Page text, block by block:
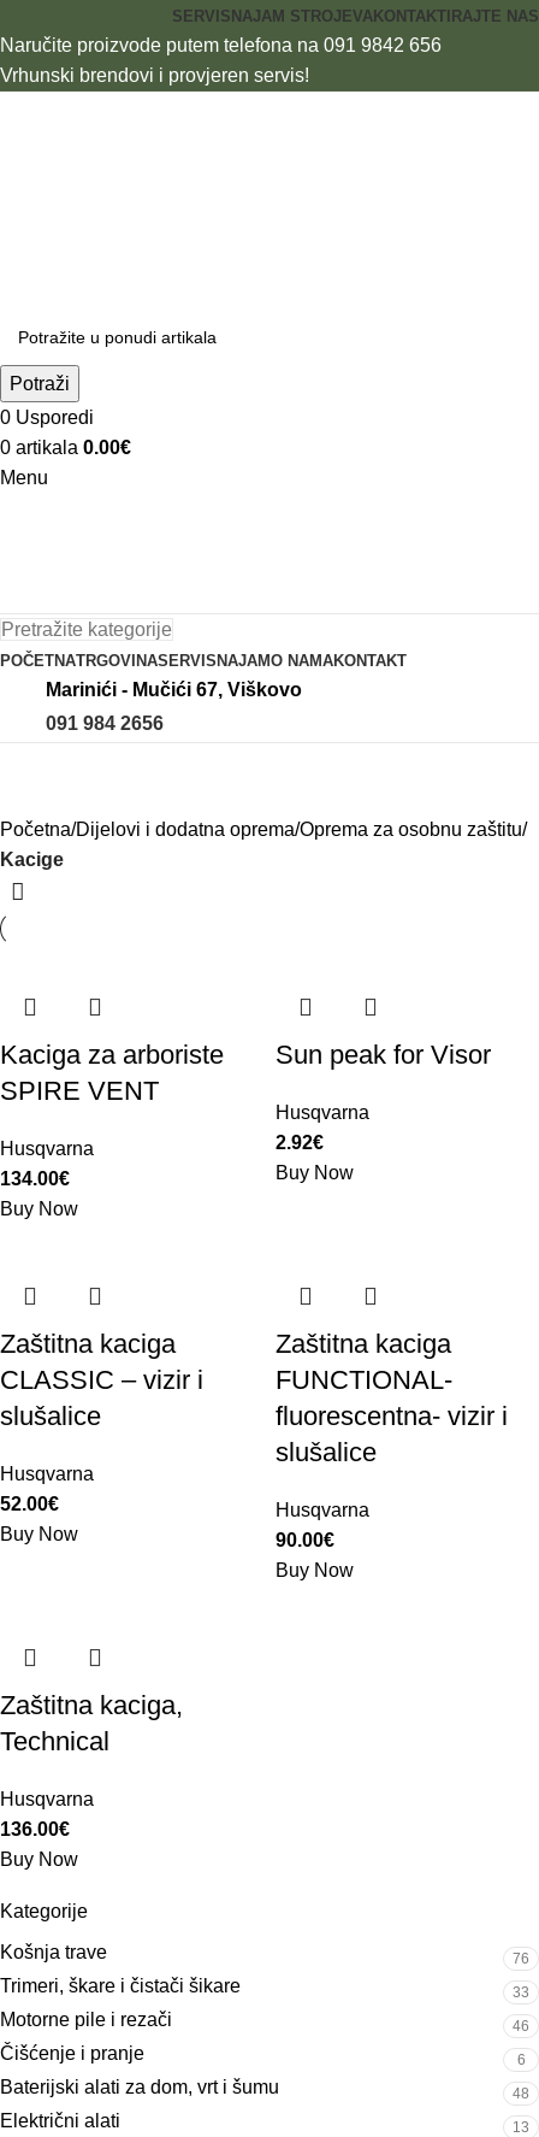
SERVIS NAJAM STROJEVA KONTAKTIRAJTE NAS
Naručite proizvode putem telefona na 091 9842 656
Vrhunski brendovi i provjeren servis!
Potraži
0 Usporedi
0 artikala 0.00€
Menu
Pretražite kategorije
POČETNATRGOVINASERVIS NAJAMO NAMAKONTAKT
Marinići - Mučići 67, Viškovo
091 984 2656
Kategorije
Košnja trave
76
Trimeri, škare i čistači šikare 33
Motorne pile i rezači 46
Čišćenje i pranje 6
Baterijski alati za dom, vrt i šumu 48
Električni alati 13
Početna Dijelovi i dodatna oprema Oprema za osobnu zaštitu
Kacige
Kaciga za arboriste
SPIRE VENT
Husqvarna
134.00€
Buy Now
Sun peak for Visor
Husqvarna
2.92€
Buy Now
Zaštitna kaciga
CLASSIC – vizir i
slušalice
Husqvarna
52.00€
Buy Now
Zaštitna kaciga
FUNCTIONAL-
fluorescentna- vizir i
slušalice
Husqvarna
90.00€
Buy Now
Zaštitna kaciga,
Technical
Husqvarna
136.00€
Buy Now